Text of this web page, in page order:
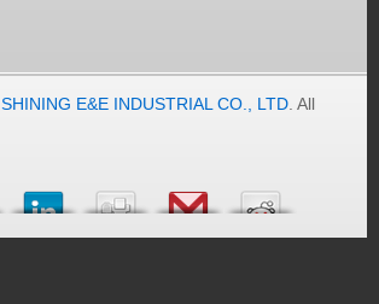
SHINING E&E INDUSTRIAL CO., LTD. All